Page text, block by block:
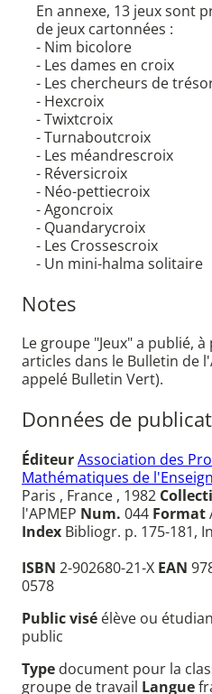
En annexe, 13 jeux sont
de jeux cartonnées :
- Nim bicolore
- Les dames en croix
- Les chercheurs de
- Hexcroix
- Twixtcroix
- Turnaboutcroix
- Les méandrescroix
- Réversicroix
- Néo-pettiecroix
- Agoncroix
- Quandarycroix
- Les Crossescroix
- Un mini-halma solitaire
Notes
Le groupe "Jeux" a publié,
articles dans le Bulletin de
appelé Bulletin Vert).
Données de
ÉditeurAssociation des
Mathématiques de
Paris , France , 1982
l'APMEP Num. 044 Format
Index Bibliogr. p. 175-181,
ISBN 2-902680-21-X EAN
0578
Public visé élève ou
public
Type document pour la
groupe de travail Langue